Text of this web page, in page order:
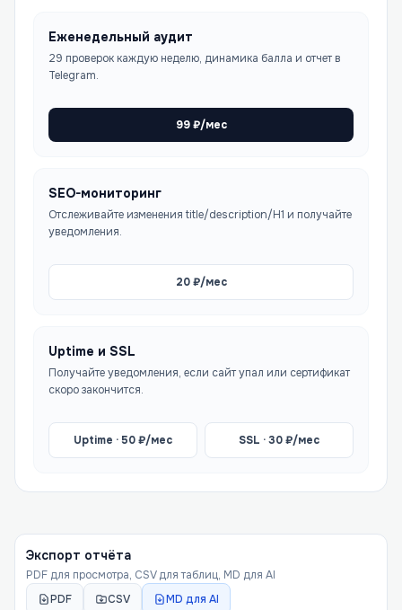
Еженедельный аудит
29 проверок каждую неделю, динамика балла и отчет в
Telegram.
99₽/мес
SEO-мониторинг
Отслеживайте изменения title/description/H1 и получайте
уведомления.
20₽/мес
Uptime и SSL
Получайте уведомления, если сайт упал или сертификат
скоро закончится.
Uptime ·50₽/мес SSL ·30₽/мес
Экспорт отчёта
PDF для просмотра, CSV для таблиц, MD для AI
PDF
CSV MD для AI